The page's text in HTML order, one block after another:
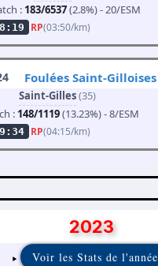
: 183/6537(2.8%) - 20/ESM
RP(03:50/km)
Foulées Saint-Gilloises
Saint-Gilles(35)
: 148/1119(13.23%) - 8/ESM
RP(04:15/km)
2023
Voir les Stats de l'année